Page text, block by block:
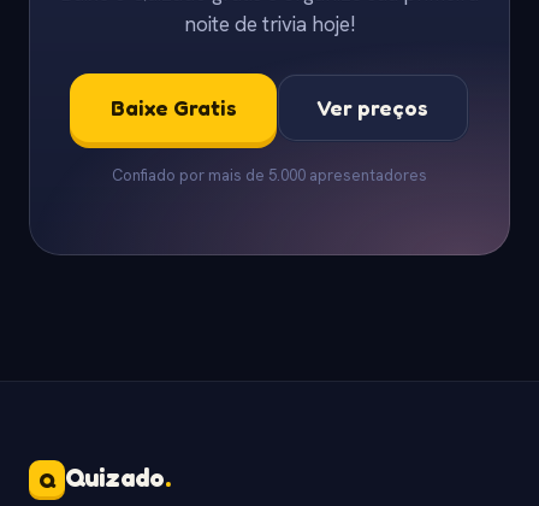
noite de trivia hoje!
Baixe Gratis Ver preços
Confiado por mais de 5.000 apresentadores
Q Quizado.